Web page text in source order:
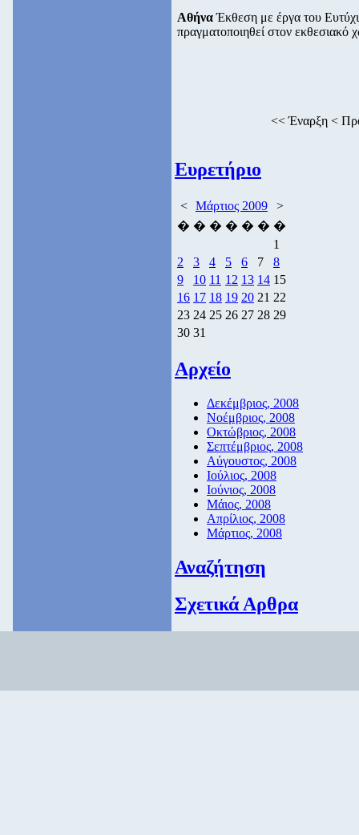
ΑθήναΈκθεση με έργα του
πραγματοποιηθεί στον
<<Έναρξη<
Ευρετήριο
< Μάρτιος 2009
>
� � � � � � �
1
2
3 4 5 6 7
8
9
10 11 12 13 14 15
16 17 18 19 20 21 22
23 24 25 26 27 28 29
30 31
Αρχείο
Δεκέμβριος, 2008
Νοέμβριος, 2008
Οκτώβριος, 2008
Σεπτέμβριος, 2008
Αύγουστος, 2008
Ιούλιος, 2008
Ιούνιος, 2008
Μάιος, 2008
Απρίλιος, 2008
Μάρτιος, 2008
Αναζήτηση
Σχετικά Αρθρα